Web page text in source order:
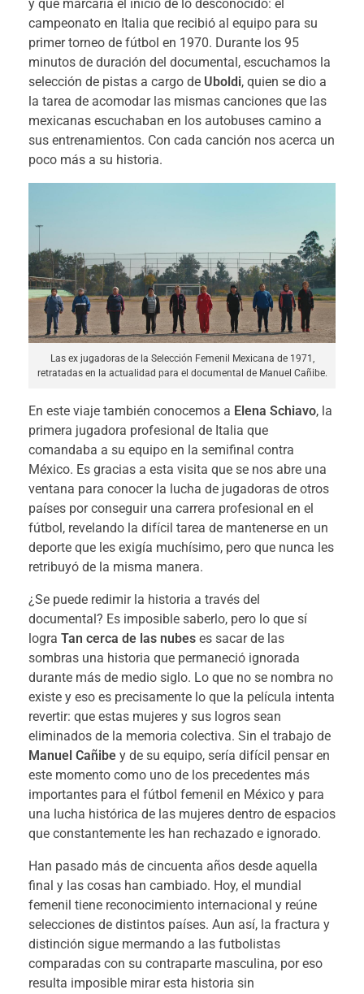
y que marcaría el inicio de lo desconocido: el
campeonato en Italia que recibió al equipo para su
primer torneo de fútbol en 1970. Durante los 95
minutos de duración del documental, escuchamos la
selección de pistas a cargo de Uboldi, quien se dio a
la tarea de acomodar las mismas canciones que las
mexicanas escuchaban en los autobuses camino a
sus entrenamientos. Con cada canción nos acerca un
poco más a su historia.
Las ex jugadoras de la Selección Femenil Mexicana de 1971,
retratadas en la actualidad para el documental de Manuel Cañibe.
En este viaje también conocemos a Elena Schiavo, la
primera jugadora profesional de Italia que
comandaba a su equipo en la semifinal contra
México. Es gracias a esta visita que se nos abre una
ventana para conocer la lucha de jugadoras de otros
países por conseguir una carrera profesional en el
fútbol, revelando la difícil tarea de mantenerse en un
deporte que les exigía muchísimo, pero que nunca les
retribuyó de la misma manera.
¿Se puede redimir la historia a través del
documental? Es imposible saberlo, pero lo que sí
logra Tan cerca de las nubes es sacar de las
sombras una historia que permaneció ignorada
durante más de medio siglo. Lo que no se nombra no
existe y eso es precisamente lo que la película intenta
revertir: que estas mujeres y sus logros sean
eliminados de la memoria colectiva. Sin el trabajo de
Manuel Cañibe y de su equipo, sería difícil pensar en
este momento como uno de los precedentes más
importantes para el fútbol femenil en México y para
una lucha histórica de las mujeres dentro de espacios
que constantemente les han rechazado e ignorado.
Han pasado más de cincuenta años desde aquella
final y las cosas han cambiado. Hoy, el mundial
femenil tiene reconocimiento internacional y reúne
selecciones de distintos países. Aun así, la fractura y
distinción sigue mermando a las futbolistas
comparadas con su contraparte masculina, por eso
resulta imposible mirar esta historia sin